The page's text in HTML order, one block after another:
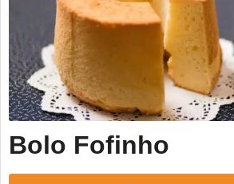
Bolo Fofinho